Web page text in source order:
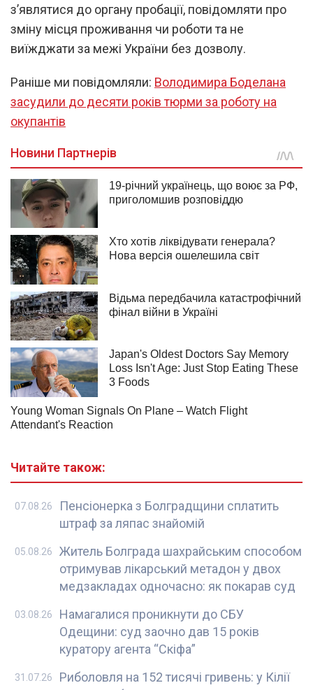
з’являтися до органу пробації, повідомляти про
зміну місця проживання чи роботи та не
виїжджати за межі України без дозволу.
Раніше ми повідомляли: Володимира Боделана
засудили до десяти років тюрми за роботу на
окупантів
Читайте також:
Пенсіонерка з Болградщини сплатить
штраф за ляпас знайомій
07.08.26
Житель Болграда шахрайським способом
отримував лікарський метадон у двох
медзакладах одночасно: як покарав суд
05.08.26
Намагалися проникнути до СБУ
Одещини: суд заочно дав 15 років
куратору агента “Скіфа”
03.08.26
Риболовля на 152 тисячі гривень: у Кілії
31.07.26